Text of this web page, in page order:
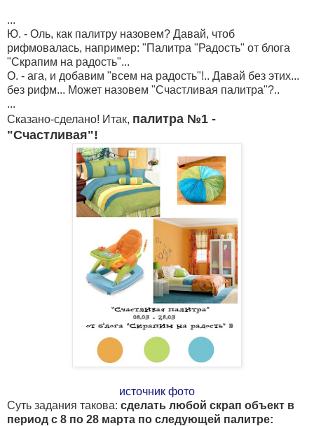
...
Ю. - Оль, как палитру назовем? Давай, чтоб
рифмовалась, например: "Палитра "Радость" от блога
"Скрапим на радость"...
О. - ага, и добавим "всем на радость"!.. Давай без этих...
без рифм... Может назовем "Счастливая палитра"?..
...
Сказано-сделано! Итак, палитра №1 -
"Счастливая"!
источник фото
Суть задания такова: сделать любой скрап объект в
период с 8 по 28 марта по следующей палитре: